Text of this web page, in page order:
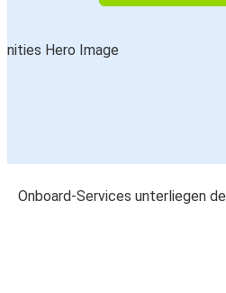
Onboard-Services unterliegen